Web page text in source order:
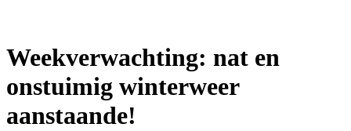
Weekverwachting: nat en
onstuimig winterweer
aanstaande!